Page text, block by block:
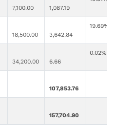
7,100.00
1,087.19
18,500.00 3,642.84
19.69%
34,200.00
6.66
0.02%
107,853.76
157,704.90